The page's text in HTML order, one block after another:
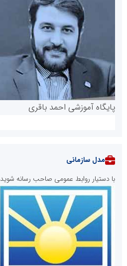
پایگاه آموزشی احمد باقری
روابط عمومی خبرگزاری گزارش خبر
مدل سازمانی
با دستیار روابط عمومی صاحب رسانه شوید